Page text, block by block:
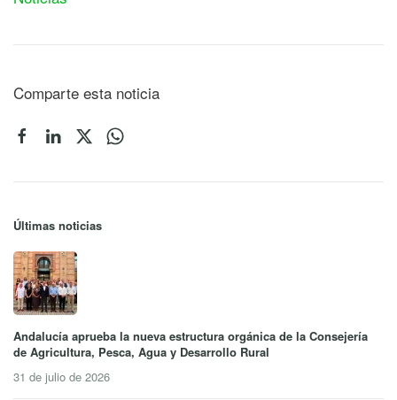
Comparte esta noticia
Últimas noticias
Andalucía aprueba la nueva estructura orgánica de la Consejería
de Agricultura, Pesca, Agua y Desarrollo Rural
31 de julio de 2026